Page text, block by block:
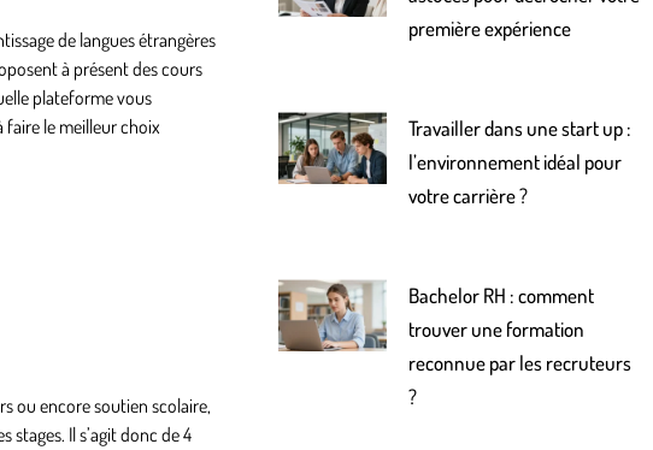
de langues étrangères
à présent des cours
plateforme vous
faire le meilleur choix
ou encore soutien scolaire,
Il s’agit donc de 4
première expérience
Travailler dans une start up :
l’environnement idéal pour
votre carrière ?
Bachelor RH : comment
trouver une formation
reconnue par les recruteurs
?